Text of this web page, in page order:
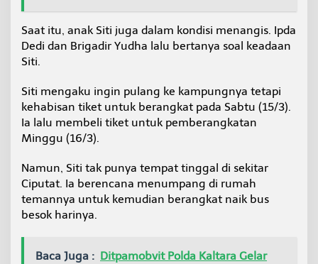
u
d
Saat itu, anak Siti juga dalam kondisi menangis. Ipda
Dedi dan Brigadir Yudha lalu bertanya soal keadaan
Siti.
Siti mengaku ingin pulang ke kampungnya tetapi
kehabisan tiket untuk berangkat pada Sabtu (15/3).
Ia lalu membeli tiket untuk pemberangkatan
Minggu (16/3).
Namun, Siti tak punya tempat tinggal di sekitar
Ciputat. Ia berencana menumpang di rumah
temannya untuk kemudian berangkat naik bus
besok harinya.
Baca Juga : Ditpamobvit Polda Kaltara Gelar